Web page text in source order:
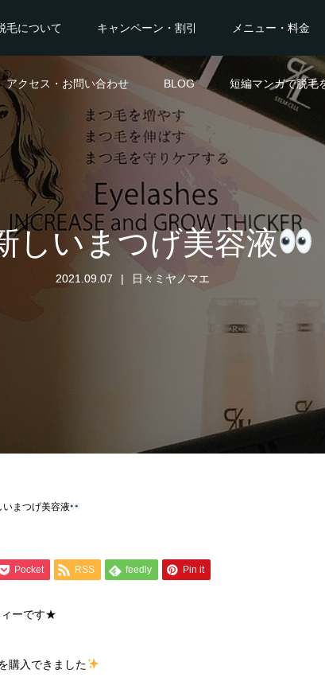
毛について キャンペーン・割引 メニュー・料金
アクセス・お問い合わせ BLOG 短編マンガで脱毛
しいまつげ美容液
2021.09.07 日々ミヤノマエ
いまつげ美容液
Pocket RSS feedly Pin it
ィーです★
購入できました